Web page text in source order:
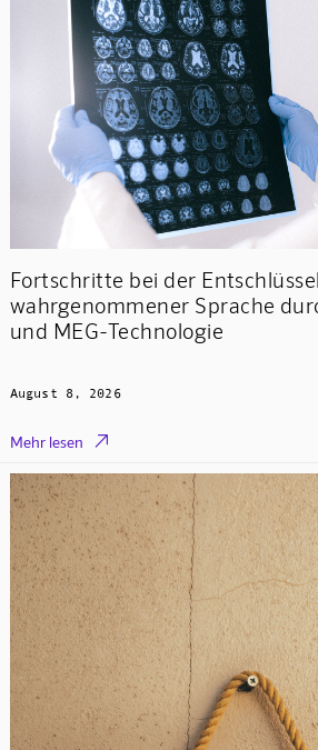
Fortschritte bei der
wahrgenommener Sprache
und MEG-Technologie
August 8, 2026
Mehr lesen 